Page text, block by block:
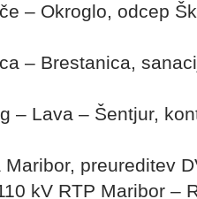
– Okroglo, odcep
– Brestanica,
– Lava – Šentjur,
preureditev
kV RTP Maribor –